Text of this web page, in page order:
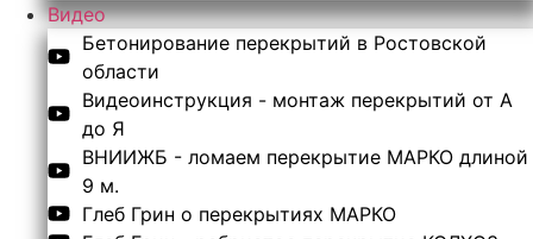
Видео
Бетонирование перекрытий в Ростовской
области
Видеоинструкция - монтаж перекрытий от А
до Я
ВНИИЖБ - ломаем перекрытие МАРКО длиной
9 м.
Глеб Грин о перекрытиях МАРКО